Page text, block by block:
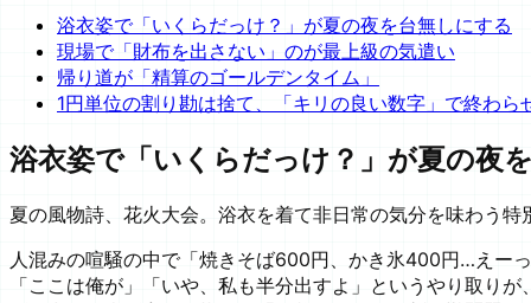
浴衣姿で「いくらだっけ？」が夏の夜を台無しにする
現場で「財布を出さない」のが最上級の気遣い
帰り道が「精算のゴールデンタイム」
1円単位の割り勘は捨て、「キリの良い数字」で終わら
浴衣姿で「いくらだっけ？」が夏の夜
夏の風物詩、花火大会。浴衣を着て非日常の気分を味わう
人混みの喧騒の中で「焼きそば600円、かき氷400円…えー
「ここは俺が」「いや、私も半分出すよ」というやり取り